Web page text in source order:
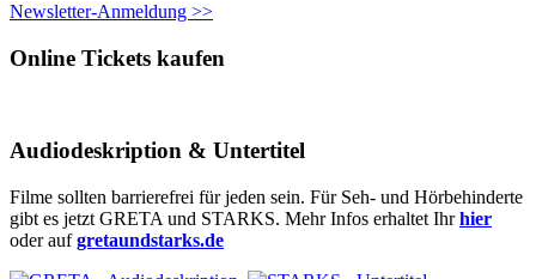
Newsletter-Anmeldung >>
Online Tickets kaufen
Audiodeskription & Untertitel
Filme sollten barrierefrei für jeden sein. Für Seh- und Hörbehinderte
gibt es jetzt GRETA und STARKS. Mehr Infos erhaltet Ihrhier
oder aufgretaundstarks.de